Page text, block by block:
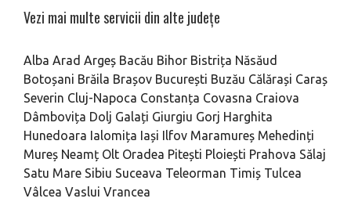
Vezi mai multe servicii din alte județe
Alba Arad Argeș Bacău Bihor Bistrița Năsăud
Botoșani Brăila Brașov București Buzău Călărași Caraș
Severin Cluj-Napoca Constanța Covasna Craiova
Dâmbovița Dolj Galați Giurgiu Gorj Harghita
Hunedoara Ialomița Iași Ilfov Maramureș Mehedinți
Mureș Neamț Olt Oradea Pitești Ploiești Prahova Sălaj
Satu Mare Sibiu Suceava Teleorman Timiș Tulcea
Vâlcea Vaslui Vrancea